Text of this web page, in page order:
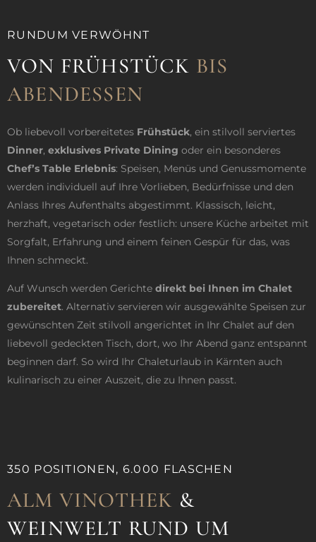
RUNDUM VERWÖHNT
VON FRÜHSTÜCK BIS
ABENDESSEN
Ob liebevoll vorbereitetes Frühstück, ein stilvoll serviertes
Dinner, exklusives Private Dining oder ein besonderes
Chef’s Table Erlebnis: Speisen, Menüs und Genussmomente
werden individuell auf Ihre Vorlieben, Bedürfnisse und den
Anlass Ihres Aufenthalts abgestimmt. Klassisch, leicht,
herzhaft, vegetarisch oder festlich: unsere Küche arbeitet mit
Sorgfalt, Erfahrung und einem feinen Gespür für das, was
Ihnen schmeckt.
Auf Wunsch werden Gerichte direkt bei Ihnen im Chalet
zubereitet. Alternativ servieren wir ausgewählte Speisen zur
gewünschten Zeit stilvoll angerichtet in Ihr Chalet auf den
liebevoll gedeckten Tisch, dort, wo Ihr Abend ganz entspannt
beginnen darf. So wird Ihr Chaleturlaub in Kärnten auch
kulinarisch zu einer Auszeit, die zu Ihnen passt.
350 POSITIONEN, 6.000 FLASCHEN ​
ALM VINOTHEK &
WEINWELT RUND UM